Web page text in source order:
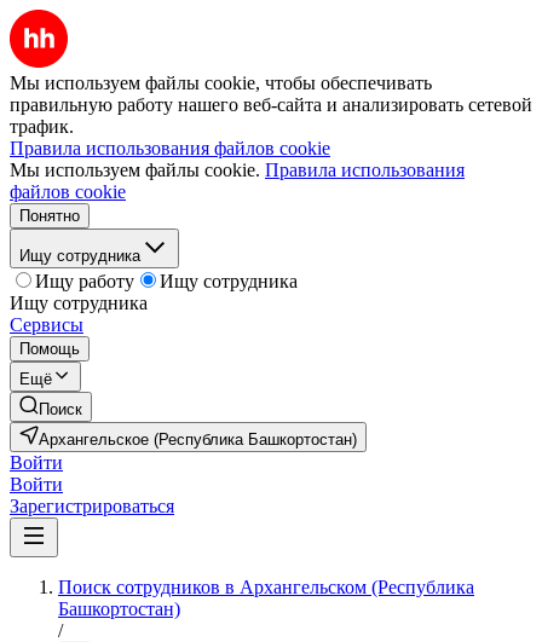
Мы используем файлы cookie, чтобы обеспечивать
правильную работу нашего веб-сайта и анализировать сетевой
трафик.
Правила использования файлов cookie
Мы используем файлы cookie. Правила использования
файлов cookie
Понятно
Ищу сотрудника
Ищу работу
Ищу сотрудника
Ищу сотрудника
Сервисы
Помощь
Ещё
Поиск
Архангельское (Республика Башкортостан)
Войти
Войти
Зарегистрироваться
Поиск сотрудников в Архангельском (Республика
Башкортостан)
/